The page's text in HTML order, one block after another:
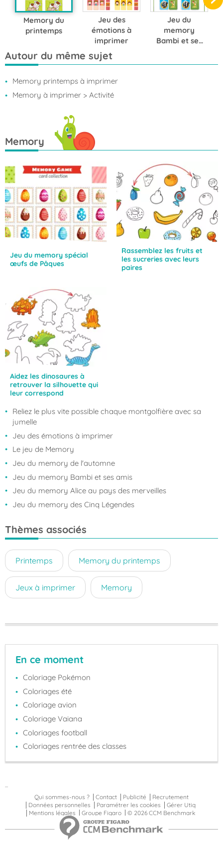
Memory du
printemps
Jeu des
émotions à
imprimer
Jeu du
memory
Bambi et ses
Autour du même sujet
Memory printemps à imprimer
Memory à imprimer > Activité
Memory
Jeu du memory spécial
œufs de Pâques
Rassemblez les fruits et
les sucreries avec leurs
paires
Aidez les dinosaures à
retrouver la silhouette qui
leur correspond
Reliez le plus vite possible chaque montgolfière avec sa
jumelle
Jeu des émotions à imprimer
Le jeu de Memory
Jeu du memory de l'automne
Jeu du memory Bambi et ses amis
Jeu du memory Alice au pays des merveilles
Jeu du memory des Cinq Légendes
Thèmes associés
Printemps Memory du printemps
Jeux à imprimer Memory
En ce moment
Coloriage Pokémon
Coloriages été
Coloriage avion
Coloriage Vaiana
Coloriages football
Coloriages rentrée des classes
Qui sommes-nous ?
Contact Publicité
Recrutement
Données personnelles
Paramétrer les cookies
Gérer Utiq
Mentions légales
Groupe Figaro © 2026 CCM Benchmark